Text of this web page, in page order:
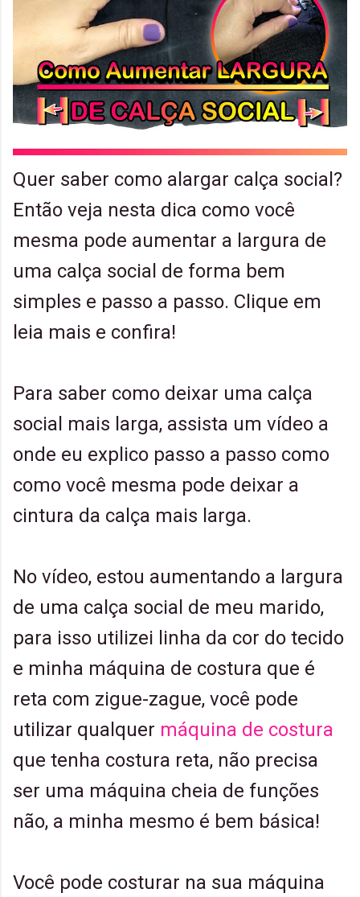
Quer saber como alargar calça social?
Então veja nesta dica como você
mesma pode aumentar a largura de
uma calça social de forma bem
simples e passo a passo. Clique em
leia mais e confira!
Para saber como deixar uma calça
social mais larga, assista um vídeo a
onde eu explico passo a passo como
como você mesma pode deixar a
cintura da calça mais larga.
No vídeo, estou aumentando a largura
de uma calça social de meu marido,
para isso utilizei linha da cor do tecido
e minha máquina de costura que é
reta com zigue-zague, você pode
utilizar qualquer máquina de costura
que tenha costura reta, não precisa
ser uma máquina cheia de funções
não, a minha mesmo é bem básica!
Você pode costurar na sua máquina